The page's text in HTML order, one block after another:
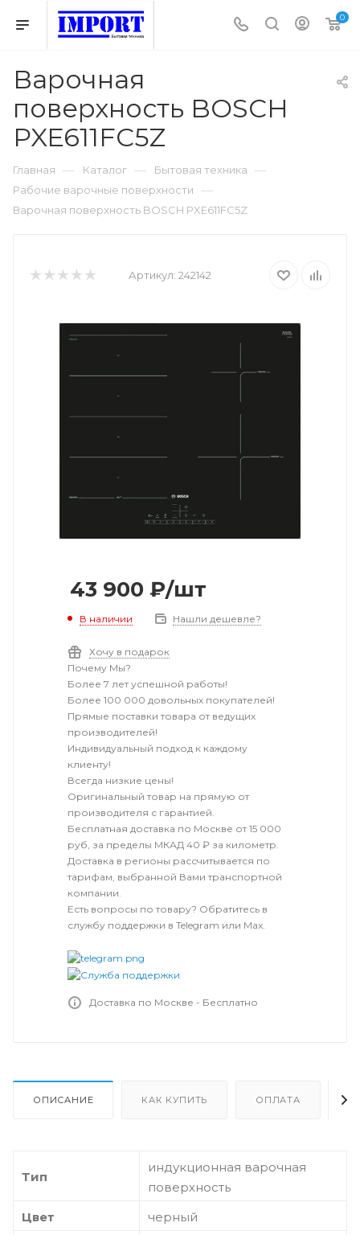
0
Варочная
поверхность BOSCH
PXE611FC5Z
Главная — Каталог — Бытовая техника —
Рабочие варочные поверхности —
Варочная поверхность BOSCH PXE611FC5Z
Артикул: 242142
43 900 ₽/шт
В наличии Нашли дешевле?
Хочу в подарок
Почему Мы?
Более 7 лет успешной работы!
Более 100 000 довольных покупателей!
Прямые поставки товара от ведущих
производителей!
Индивидуальный подход к каждому
клиенту!
Всегда низкие цены!
Оригинальный товар на прямую от
производителя с гарантией.
Бесплатная доставка по Москве от 15 000
руб, за пределы МКАД 40 ₽ за километр.
Доставка в регионы рассчитывается по
тарифам, выбранной Вами транспортной
компании.
Есть вопросы по товару? Обратитесь в
службу поддержки в Telegram или Max.
Доставка по Москве - Бесплатно
ОПИСАНИЕ КАК КУПИТЬ ОПЛАТА
Тип
индукционная варочная
поверхность
Цвет
черный